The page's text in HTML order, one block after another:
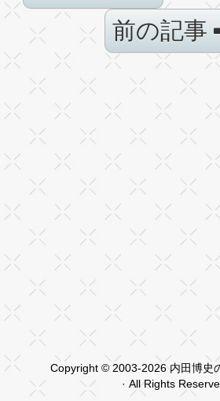
前の記事
Copyright © 2003-2026 内田博史
· All Rights